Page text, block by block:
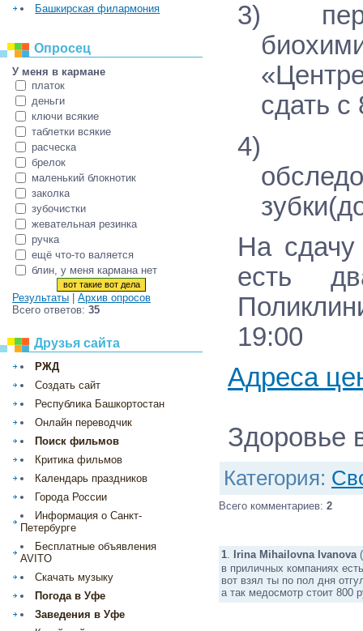
Башкирская филармония
Опросец
У меня в кармане
платок
деньги
ключи всякие
таблетки всякие
расческа
брелок
маленький блокнотик
заколка
зубочистки
жевательная резинка
ручка
ещё что-то валяется
блин, у меня кармана нет
Результаты
Архив опросов
Всего ответов: 35
Друзья сайта
РЖД
Создать сайт
Республика Башкортостан
Онлайн переводчик
Поиск фильмов
Критика фильмов
Календарь праздников
Города России
Информация о Санкт-
Петербурге
Бесплатные объявления
AVITO
Скачать музыку
Погода в Уфе
Заведения в Уфе
3)
сдать
4)
На
есть
19:00
Адреса
Здоровье
Категория:
Всего комментариев: 2
1. Irina Mihailovna Ivanova(
в приличных компаниях
вот взял ты по пол дня
а так медосмотр стоит 800